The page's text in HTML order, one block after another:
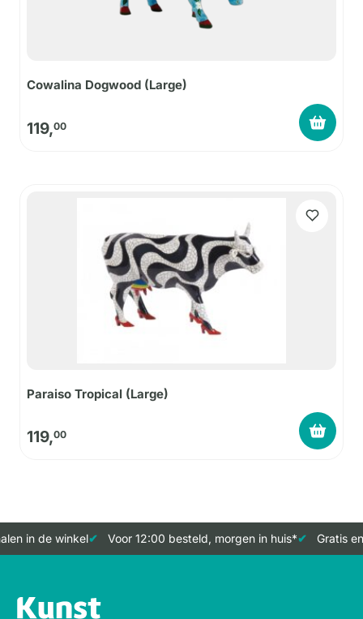
Cowalina Dogwood (Large)
119,00
Paraiso Tropical (Large)
119,00
in de winkel Voor 12:00 besteld, morgen in huis* Gratis